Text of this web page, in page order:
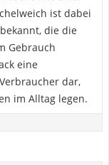
ist dabei
die die
Gebrauch
eine
dar,
im Alltag legen.